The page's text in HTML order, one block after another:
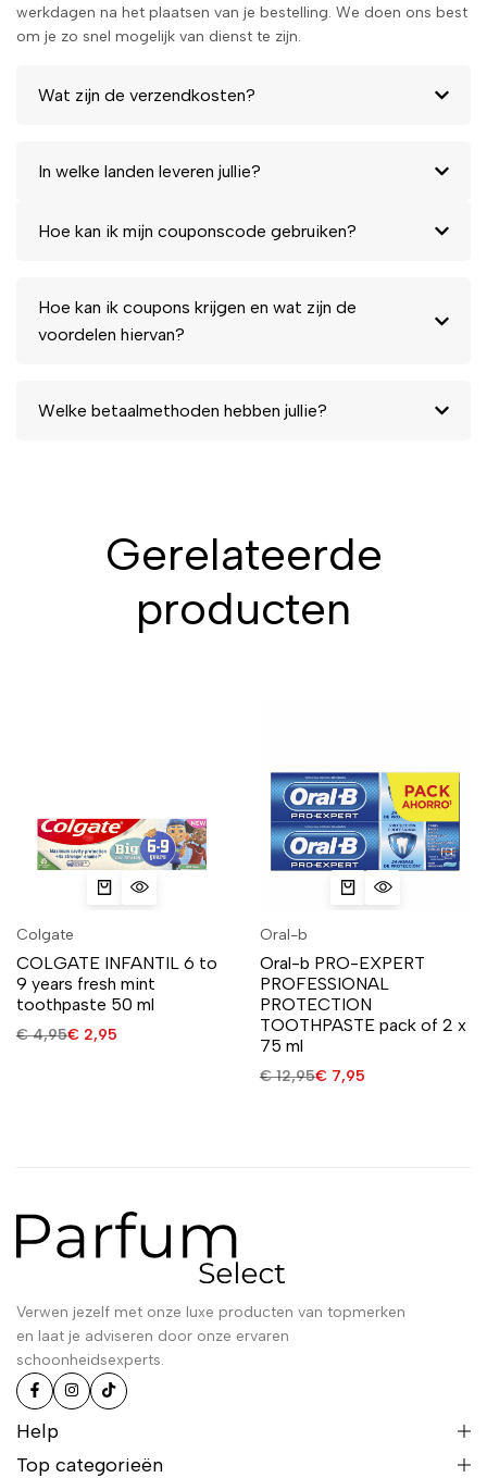
werkdagen na het plaatsen van je bestelling. We doen ons best
om je zo snel mogelijk van dienst te zijn.
Wat zijn de verzendkosten?
In welke landen leveren jullie?
Hoe kan ik mijn couponscode gebruiken?
Hoe kan ik coupons krijgen en wat zijn de
voordelen hiervan?
Welke betaalmethoden hebben jullie?
Gerelateerde
producten
Colgate
COLGATE INFANTIL 6 to
9 years fresh mint
toothpaste 50 ml
€4,95€ 2,95
Oral-b
Oral-b PRO-EXPERT
PROFESSIONAL
PROTECTION
TOOTHPASTE pack of 2 x
75 ml
€12,95€ 7,95
Verwen jezelf met onze luxe producten van topmerken
en laat je adviseren door onze ervaren
schoonheidsexperts.
Help
Top categorieën